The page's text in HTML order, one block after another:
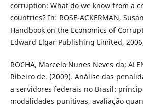
corruption: What do we know from a
countries? In: ROSE-ACKERMAN,
Handbook on the Economics of
Edward Elgar Publishing Limited,
ROCHA, Marcelo Nunes Neves da;
Ribeiro de. (2009). Análise das
a servidores federais no Brasil:
modalidades punitivas, avaliação